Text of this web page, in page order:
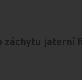
záchytu jaterní